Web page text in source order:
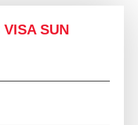
VISA SUN